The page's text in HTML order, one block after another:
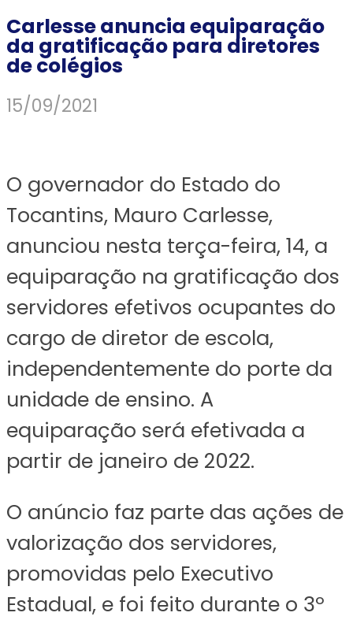
Carlesse anuncia equiparação
da gratificação para diretores
de colégios
15/09/2021
O governador do Estado do
Tocantins, Mauro Carlesse,
anunciou nesta terça-feira, 14, a
equiparação na gratificação dos
servidores efetivos ocupantes do
cargo de diretor de escola,
independentemente do porte da
unidade de ensino. A
equiparação será efetivada a
partir de janeiro de 2022.
O anúncio faz parte das ações de
valorização dos servidores,
promovidas pelo Executivo
Estadual, e foi feito durante o 3º